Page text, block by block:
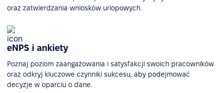
oraz zatwierdzania wniosków urlopowych.
eNPS i ankiety
Poznaj poziom zaangażowania i satysfakcji swoich pracowników
oraz odkryj kluczowe czynniki sukcesu, aby podejmować
decyzje w oparciu o dane.